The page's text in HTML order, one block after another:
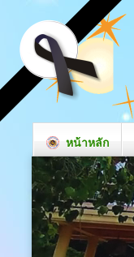
หน้าหลัก